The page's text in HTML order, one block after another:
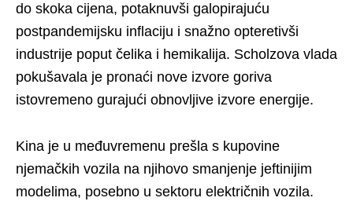
do skoka cijena, potaknuvši galopirajuću
postpandemijsku inflaciju i snažno opteretivši
industrije poput čelika i hemikalija. Scholzova vlada
pokušavala je pronaći nove izvore goriva
istovremeno gurajući obnovljive izvore energije.
Kina je u međuvremenu prešla s kupovine
njemačkih vozila na njihovo smanjenje jeftinijim
modelima, posebno u sektoru električnih vozila.